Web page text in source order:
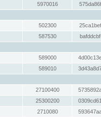
5970016
502300
587530
589000
589010
27100400
25300200
2710080